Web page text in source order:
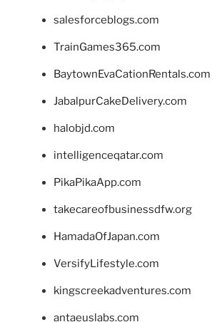
salesforceblogs.com
TrainGames365.com
BaytownEvaCationRentals.com
JabalpurCakeDelivery.com
halobjd.com
intelligenceqatar.com
PikaPikaApp.com
takecareofbusinessdfw.org
HamadaOfJapan.com
VersifyLifestyle.com
kingscreekadventures.com
antaeuslabs.com